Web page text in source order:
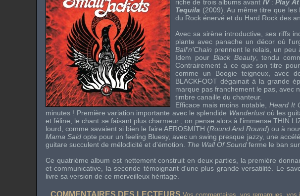
riche de trois albums avant IV :Play
Tequila (2009). Au même titre que les
du Rock énervé et du Hard Rock des
Avec sa sirène introductive, ses riffs
plante avec panache un décor où
Ball'n'Chain prennent le relais, un peu
Idem pour Black Beauty, tendu
Contrairement à ce que son titre
comme un Boogie teigneux, avec
BLACKFOOT dégainait à la grande
marque pas franchement le pas, avec
timbre canaille du chanteur.
Efficace mais moins notable, Heard It
minutes ! Première variation importante avec le splendide Wanderlustoù les
et féline, le chant se faisant plus charmeur ; on pense alors à l'immenseTHIN
lourd, comme savaient si bien le faire AEROSMITH (Round And Round) ou à
Mama Said opte pour unfeeling Bluesy, avec unswing presque jazzy, une
guitare succulent de mélodicité et d'émotion. The Wall Of Sound ferme le ban
Ce quatrième album est nettement construit en deux parties, la première
et communicative, la seconde témoignant d'une plus grande versatilité. Le
livre sa version de ce merveilleux héritage.
COMMENTAIRES DES LECTEURS